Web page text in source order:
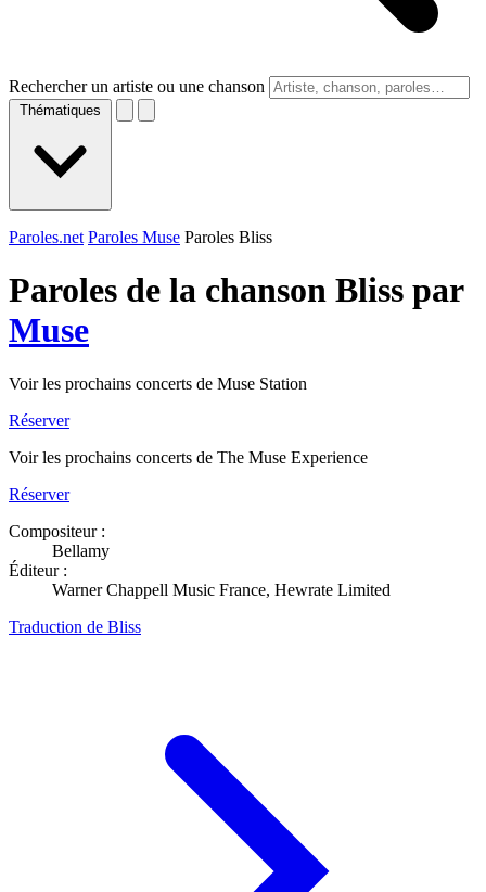
Rechercher un artiste ou une chanson
Thématiques
Paroles.net Paroles Muse Paroles Bliss
Paroles de la chanson Bliss par
Muse
Voir les prochains concerts de Muse Station
Réserver
Voir les prochains concerts de The Muse Experience
Réserver
Compositeur :
Bellamy
Éditeur :
Warner Chappell Music France, Hewrate Limited
Traduction de Bliss